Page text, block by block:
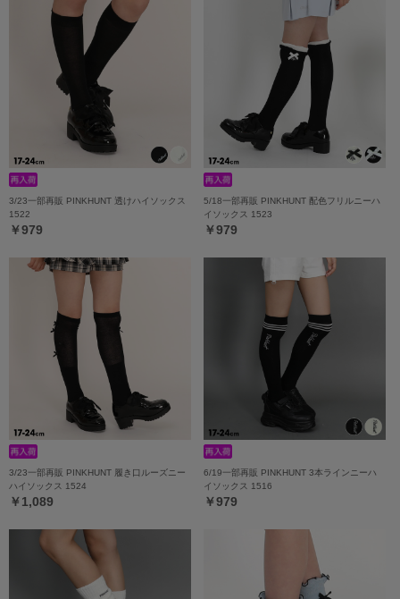
3/23一部再販 PINKHUNT 透けハイソックス
1522
￥979
5/18一部再販 PINKHUNT 配色フリルニーハ
イソックス 1523
￥979
3/23一部再販 PINKHUNT 履き口ルーズニー
ハイソックス 1524
￥1,089
6/19一部再販 PINKHUNT 3本ラインニーハ
イソックス 1516
￥979